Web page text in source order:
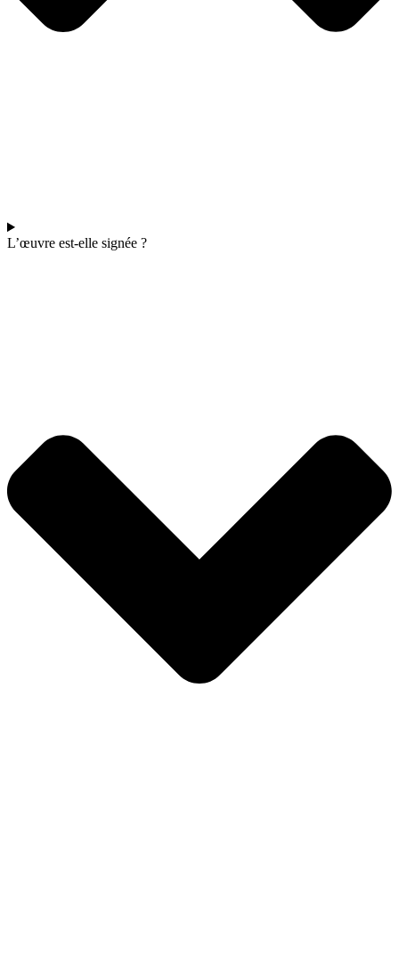
L’œuvre est-elle signée ?